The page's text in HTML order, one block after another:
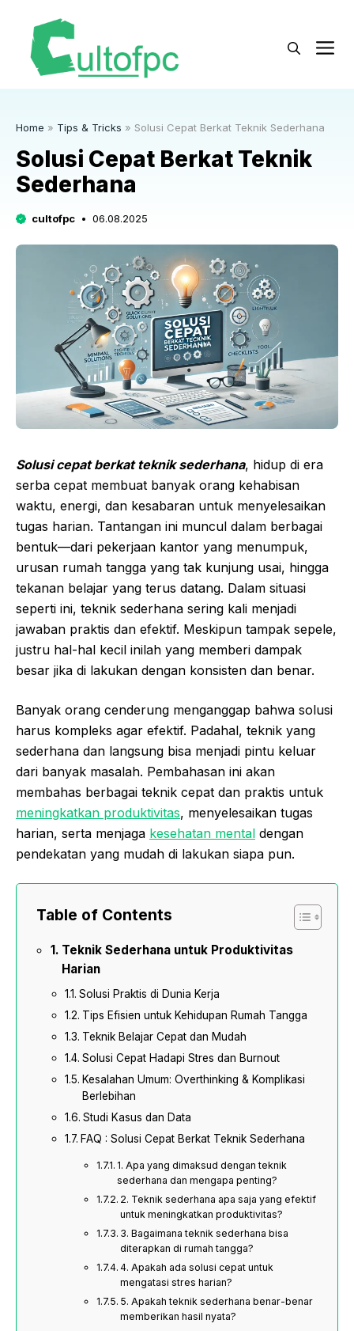
Home » Tips & Tricks » Solusi Cepat Berkat Teknik Sederhana
Solusi Cepat Berkat Teknik
Sederhana
cultofpc 06.08.2025
Solusi cepat berkat teknik sederhana, hidup di era
serba cepat membuat banyak orang kehabisan
waktu, energi, dan kesabaran untuk menyelesaikan
tugas harian. Tantangan ini muncul dalam berbagai
bentuk—dari pekerjaan kantor yang menumpuk,
urusan rumah tangga yang tak kunjung usai, hingga
tekanan belajar yang terus datang. Dalam situasi
seperti ini, teknik sederhana sering kali menjadi
jawaban praktis dan efektif. Meskipun tampak sepele,
justru hal-hal kecil inilah yang memberi dampak
besar jika di lakukan dengan konsisten dan benar.
Banyak orang cenderung menganggap bahwa solusi
harus kompleks agar efektif. Padahal, teknik yang
sederhana dan langsung bisa menjadi pintu keluar
dari banyak masalah. Pembahasan ini akan
membahas berbagai teknik cepat dan praktis untuk
meningkatkan produktivitas, menyelesaikan tugas
harian, serta menjaga kesehatan mental dengan
pendekatan yang mudah di lakukan siapa pun.
Table of Contents
Teknik Sederhana untuk Produktivitas
Harian
Solusi Praktis di Dunia Kerja
Tips Efisien untuk Kehidupan Rumah Tangga
Teknik Belajar Cepat dan Mudah
Solusi Cepat Hadapi Stres dan Burnout
Kesalahan Umum: Overthinking & Komplikasi
Berlebihan
Studi Kasus dan Data
FAQ : Solusi Cepat Berkat Teknik Sederhana
1. Apa yang dimaksud dengan teknik
sederhana dan mengapa penting?
2. Teknik sederhana apa saja yang efektif
untuk meningkatkan produktivitas?
3. Bagaimana teknik sederhana bisa
diterapkan di rumah tangga?
4. Apakah ada solusi cepat untuk
mengatasi stres harian?
5. Apakah teknik sederhana benar-benar
memberikan hasil nyata?